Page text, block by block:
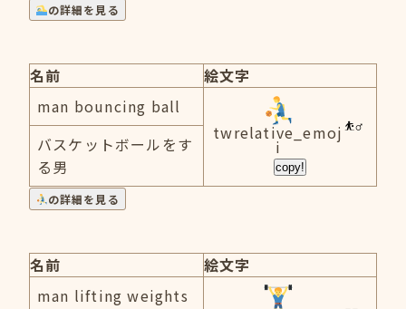
の詳細を見る
名前
絵文字
man bouncing ball
twrelative_emoj
i
copy!
バスケットボールをす
る男
の詳細を見る
名前
絵文字
man lifting weights